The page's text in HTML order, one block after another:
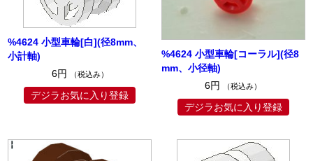
%4624 小型車輪[白](径8mm、
小計軸)
6円
（税込み）
デジラお気に入り登録
%4624 小型車輪[コーラル](径8
mm、小径軸)
6円
（税込み）
デジラお気に入り登録